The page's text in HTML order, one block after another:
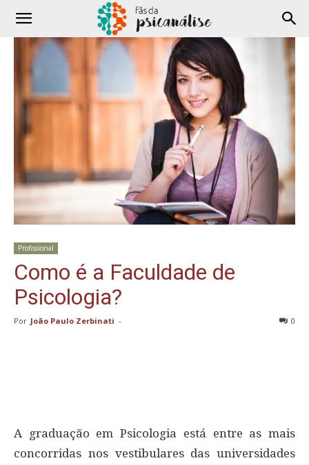
Profissional
Como é a Faculdade de
Psicologia?
Por João Paulo Zerbinati - 0
A graduação em Psicologia está entre as mais
concorridas nos vestibulares das universidades